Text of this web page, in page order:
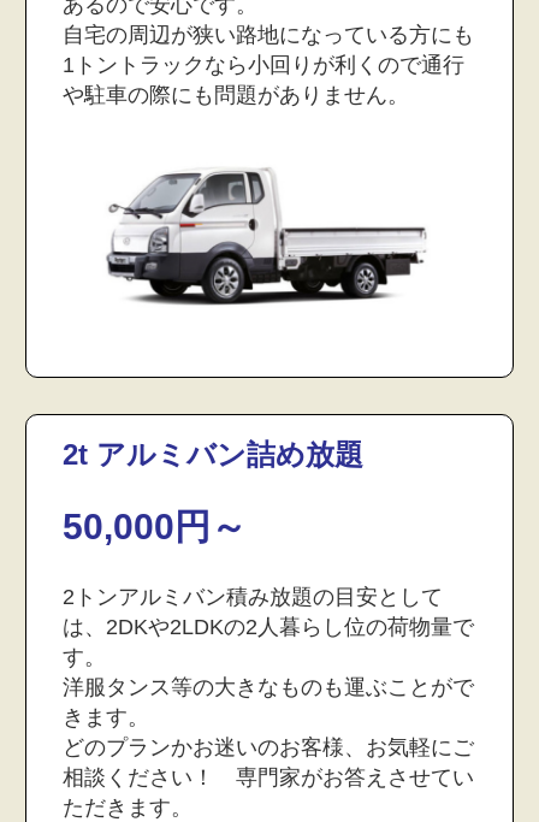
あるので安心です。
自宅の周辺が狭い路地になっている方にも
1トントラックなら小回りが利くので通行
や駐車の際にも問題がありません。
2t アルミバン詰め放題
50,000円～
2トンアルミバン積み放題の目安として
は、2DKや2LDKの2人暮らし位の荷物量で
す。
洋服タンス等の大きなものも運ぶことがで
きます。
どのプランかお迷いのお客様、お気軽にご
相談ください！ 専門家がお答えさせてい
ただきます。